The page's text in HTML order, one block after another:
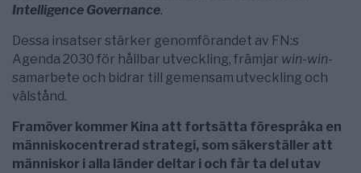
Intelligence Governance.
Dessa insatser stärker genomförandet av FN:s
Agenda 2030 för hållbar utveckling, främjar win-win-
samarbete och bidrar till gemensam utveckling och
välstånd.
Framöver kommer Kina att fortsätta förespråka en
människocentrerad strategi, som säkerställer att
människor i alla länder deltar i och får ta del utav